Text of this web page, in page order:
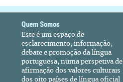
Quem Somos
Este é um espaço de
esclarecimento, informação,
debate e promoção da língua
portuguesa, numa perspetiva de
afirmação dos valores culturais
dos oito países de língua oficial